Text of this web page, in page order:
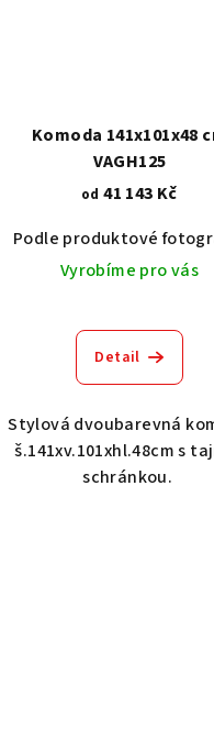
Komoda 141x101x48
VAGH125
od 41 143 Kč
Podle produktové
Vyrobíme pro vás
Detail
Stylová dvoubarevná
š.141xv.101xhl.48cm s
schránkou.